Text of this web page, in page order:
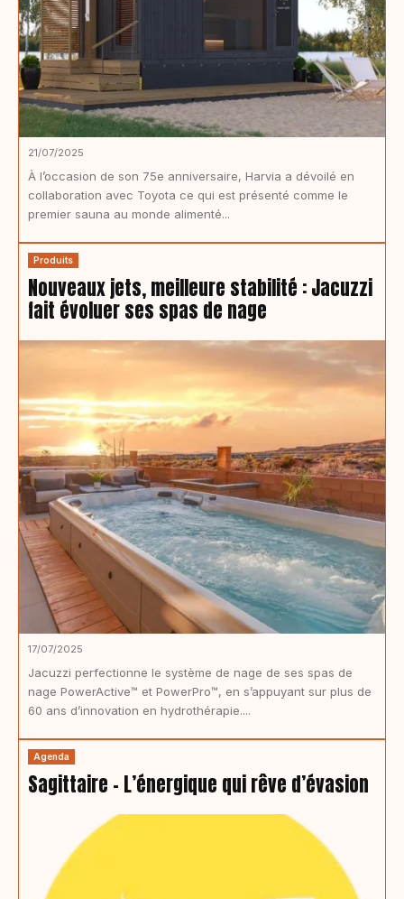
21/07/2025
À l’occasion de son 75e anniversaire, Harvia a dévoilé en
collaboration avec Toyota ce qui est présenté comme le
premier sauna au monde alimenté...
Produits
Nouveaux jets, meilleure stabilité : Jacuzzi
fait évoluer ses spas de nage
17/07/2025
Jacuzzi perfectionne le système de nage de ses spas de
nage PowerActive™ et PowerPro™, en s’appuyant sur plus de
60 ans d’innovation en hydrothérapie....
Agenda
Sagittaire – L’énergique qui rêve d’évasion